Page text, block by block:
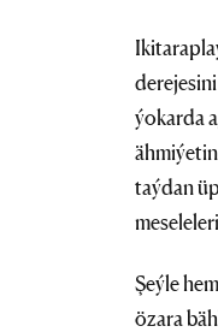
ýokarda
taýdan
Şeýle
özara